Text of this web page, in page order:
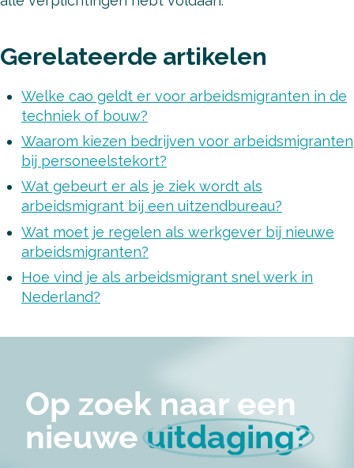
Gerelateerde artikelen
Welke cao geldt er voor arbeidsmigranten in de
techniek of bouw?
Waarom kiezen bedrijven voor arbeidsmigranten
bij personeelstekort?
Wat gebeurt er als je ziek wordt als
arbeidsmigrant bij een uitzendbureau?
Wat moet je regelen als werkgever bij nieuwe
arbeidsmigranten?
Hoe vind je als arbeidsmigrant snel werk in
Nederland?
Op zoek naar een
nieuweuitdaging?